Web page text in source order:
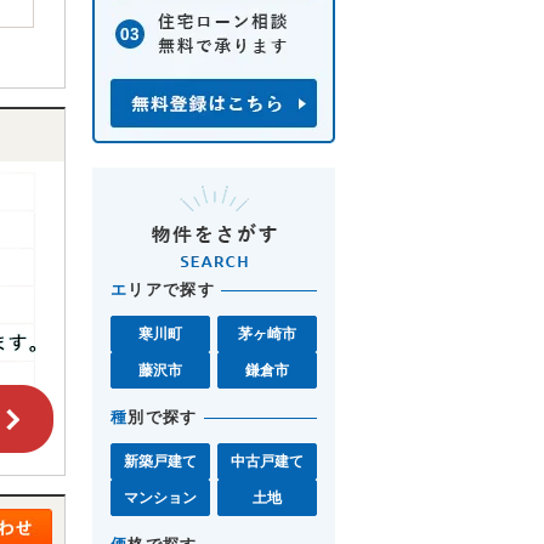
エ リアで探す
寒川町 茅ヶ崎市
藤沢市 鎌倉市
種別で探す
新築戸建て 中古戸建て
マンション 土地